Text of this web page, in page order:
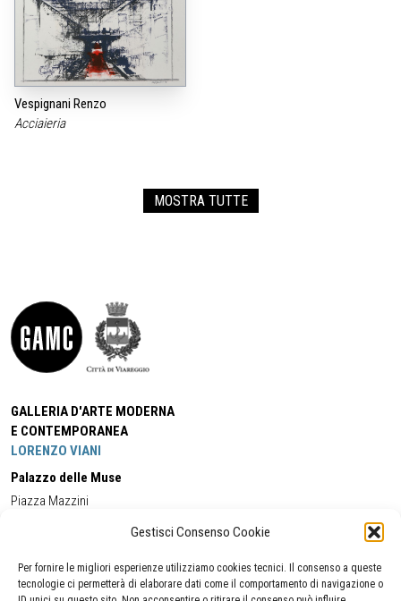
Gestisci Consenso Cookie
Per fornire le migliori esperienze utilizziamo cookies tecnici. Il consenso a queste
tecnologie ci permetterà di elaborare dati come il comportamento di navigazione o
Vespignani Renzo
Acciaieria
MOSTRA TUTTE
GALLERIA D'ARTE MODERNA
E CONTEMPORANEA
LORENZO VIANI
Palazzo delle Muse
Piazza Mazzini
Cell:+39 338 5714978 (orario apertura Galleria)
Tel:
+39 0584 944580
(orario 09.00/13.00)
Email:gamc@comune.viareggio.lu.it